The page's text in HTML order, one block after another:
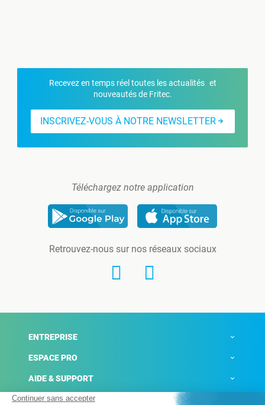
Recevez en temps réel toutes les actualités et
nouveautés de Fritec.
INSCRIVEZ-VOUS À NOTRE NEWSLETTER
Téléchargez notre application
Retrouvez-nous sur nos réseaux sociaux
ENTREPRISE
ESPACE PRO
AIDE & SUPPORT
ACTUALITÉS